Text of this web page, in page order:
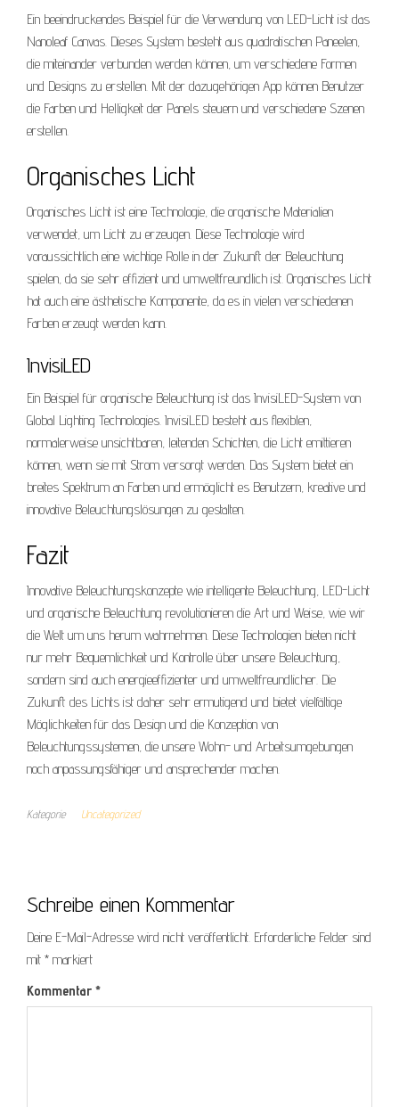
Ein beeindruckendes Beispiel für die Verwendung von LED-Licht ist das
Nanoleaf Canvas. Dieses System besteht aus quadratischen Paneelen,
die miteinander verbunden werden können, um verschiedene Formen
und Designs zu erstellen. Mit der dazugehörigen App können Benutzer
die Farben und Helligkeit der Panels steuern und verschiedene Szenen
erstellen.
Organisches Licht
Organisches Licht ist eine Technologie, die organische Materialien
verwendet, um Licht zu erzeugen. Diese Technologie wird
voraussichtlich eine wichtige Rolle in der Zukunft der Beleuchtung
spielen, da sie sehr effizient und umweltfreundlich ist. Organisches Licht
hat auch eine ästhetische Komponente, da es in vielen verschiedenen
Farben erzeugt werden kann.
InvisiLED
Ein Beispiel für organische Beleuchtung ist das InvisiLED-System von
Global Lighting Technologies. InvisiLED besteht aus flexiblen,
normalerweise unsichtbaren, leitenden Schichten, die Licht emittieren
können, wenn sie mit Strom versorgt werden. Das System bietet ein
breites Spektrum an Farben und ermöglicht es Benutzern, kreative und
innovative Beleuchtungslösungen zu gestalten.
Fazit
Innovative Beleuchtungskonzepte wie intelligente Beleuchtung, LED-Licht
und organische Beleuchtung revolutionieren die Art und Weise, wie wir
die Welt um uns herum wahrnehmen. Diese Technologien bieten nicht
nur mehr Bequemlichkeit und Kontrolle über unsere Beleuchtung,
sondern sind auch energieeffizienter und umweltfreundlicher. Die
Zukunft des Lichts ist daher sehr ermutigend und bietet vielfältige
Möglichkeiten für das Design und die Konzeption von
Beleuchtungssystemen, die unsere Wohn- und Arbeitsumgebungen
noch anpassungsfähiger und ansprechender machen.
Kategorie Uncategorized
Schreibe einen Kommentar
Deine E-Mail-Adresse wird nicht veröffentlicht. Erforderliche Felder sind
mit * markiert
Kommentar *